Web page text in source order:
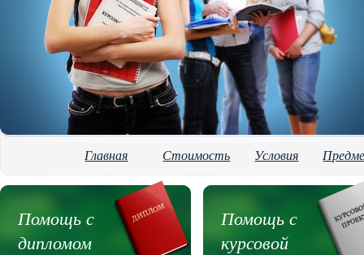
Главная Стоимость Условия
Помощь с
дипломом
Помощь с
курсовой